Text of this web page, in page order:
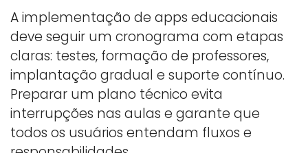
A implementação de apps educacionais
deve seguir um cronograma com etapas
claras: testes, formação de professores,
implantação gradual e suporte contínuo.
Preparar um plano técnico evita
interrupções nas aulas e garante que
todos os usuários entendam fluxos e